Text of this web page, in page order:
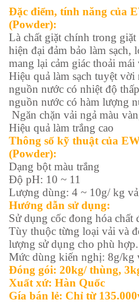
Đặc điểm, tính năng của
(Powder):
Là chất giặt chính trong
hiện đại đảm bảo làm sạch,
mang lại cảm giác thoải
Hiệu quả làm sạch tuyệt
nguồn nước có nhiệt độ
nguồn nước có hàm lượng
Ngăn chặn vải ngả màu
Hiệu quả làm trắng cao
Thông số kỹ thuậtcủa
(Powder):
Dạng bột màu trắng
Độ pH: 10 ~ 11
Lượng dùng: 4 ~ 10g/ kg
Hướng dẫn sử dụng:
Sử dụng cốc đong hóa chất
Tùy thuộc từng loại vải và
lượng sử dụng cho phù hợp.
Mức dùng kiến nghị: 8g/kg
Đóng gói: 20kg/ thùng,
Xuất xứ: Hàn Quốc
Gía bán lẻ: Chỉ từ